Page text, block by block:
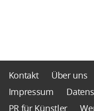
Kontakt Über uns
Impressum
PR für Künstler